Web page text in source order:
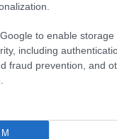
to enable storage
including
fraud prevention, and
táj, amelynek
– megújul a tatai